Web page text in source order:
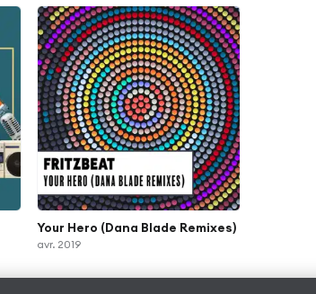
Your Hero (Dana Blade Remixes)
avr. 2019